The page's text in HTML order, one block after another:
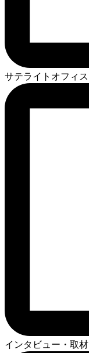
サテライトオフィス
インタビュー・取材